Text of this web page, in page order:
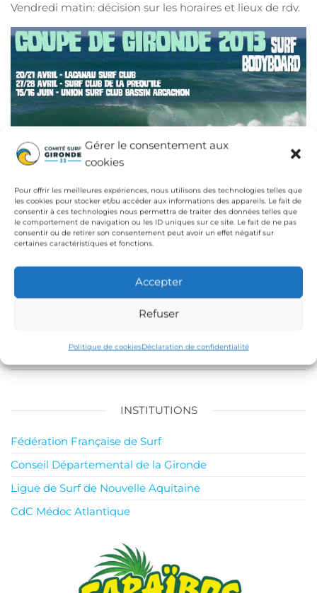
Gérer le consentement aux
cookies
Pour offrir les meilleures expériences, nous utilisons des technologies telles que
les cookies pour stocker et/ou accéder aux informations des appareils. Le fait de
consentir à ces technologies nous permettra de traiter des données telles que
le comportement de navigation ou les ID uniques sur ce site. Le fait de ne pas
consentir ou de retirer son consentement peut avoir un effet négatif sur
certaines caractéristiques et fonctions.
Accepter
Refuser
Politique de cookiesDéclaration de confidentialité
Vendredi matin: décision sur les horaires et lieux de rdv.
Publié dans Comité admin.
Navigation
l’article
Article
PRÉCÉDENTE
Test vidéo tracking GPS
SUIVANTE
Championnats d’Aquitaine
et Drop Knee 2013…
INSTITUTIONS
Fédération Française de Surf
Conseil Départemental de la Gironde
Ligue de Surf de Nouvelle Aquitaine
CdC Médoc Atlantique